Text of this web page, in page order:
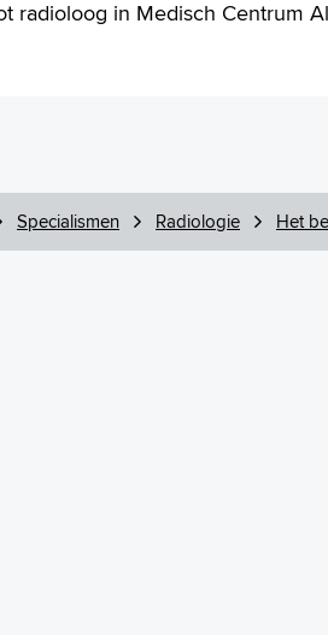
radioloog in Medisch Centrum
Specialismen Radiologie Het